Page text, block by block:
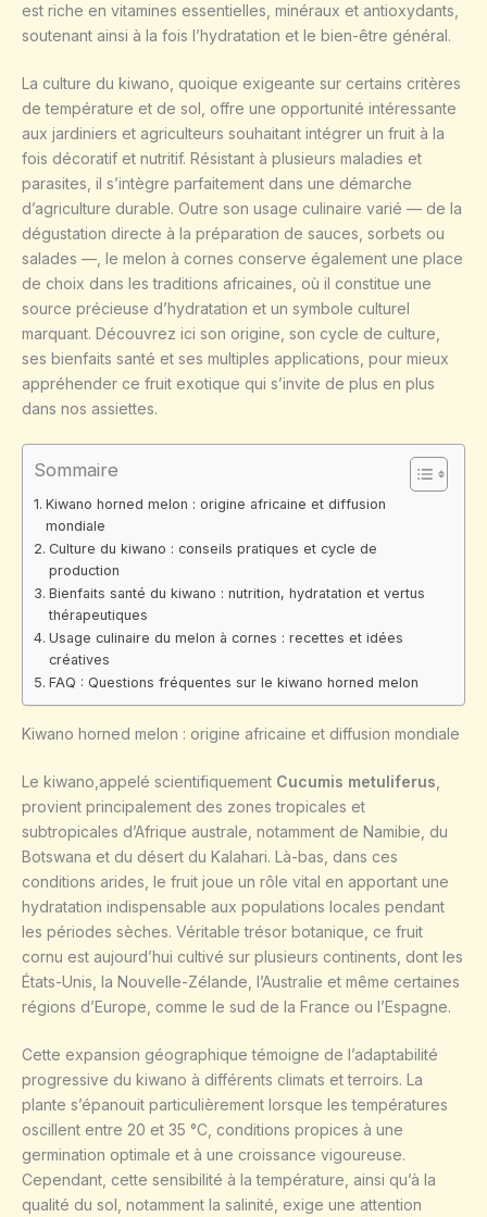
est riche en vitamines essentielles, minéraux et antioxydants,
soutenant ainsi à la fois l’hydratation et le bien-être général.
La culture du kiwano, quoique exigeante sur certains critères
de température et de sol, offre une opportunité intéressante
aux jardiniers et agriculteurs souhaitant intégrer un fruit à la
fois décoratif et nutritif. Résistant à plusieurs maladies et
parasites, il s’intègre parfaitement dans une démarche
d’agriculture durable. Outre son usage culinaire varié — de la
dégustation directe à la préparation de sauces, sorbets ou
salades —, le melon à cornes conserve également une place
de choix dans les traditions africaines, où il constitue une
source précieuse d’hydratation et un symbole culturel
marquant. Découvrez ici son origine, son cycle de culture,
ses bienfaits santé et ses multiples applications, pour mieux
appréhender ce fruit exotique qui s’invite de plus en plus
dans nos assiettes.
Sommaire
Kiwano horned melon : origine africaine et diffusion
mondiale
Culture du kiwano : conseils pratiques et cycle de
production
Bienfaits santé du kiwano : nutrition, hydratation et vertus
thérapeutiques
Usage culinaire du melon à cornes : recettes et idées
créatives
FAQ : Questions fréquentes sur le kiwano horned melon
Kiwano horned melon : origine africaine et diffusion mondiale
Le kiwano,appelé scientifiquement Cucumis metuliferus
provient principalement des zones tropicales et
subtropicales d’Afrique australe, notamment de Namibie, du
Botswana et du désert du Kalahari. Là-bas, dans ces
conditions arides, le fruit joue un rôle vital en apportant une
hydratation indispensable aux populations locales pendant
les périodes sèches. Véritable trésor botanique, ce fruit
cornu est aujourd’hui cultivé sur plusieurs continents, dont les
États-Unis, la Nouvelle-Zélande, l’Australie et même certaines
régions d’Europe, comme le sud de la France ou l’Espagne.
Cette expansion géographique témoigne de l’adaptabilité
progressive du kiwano à différents climats et terroirs. La
plante s’épanouit particulièrement lorsque les températures
oscillent entre 20 et 35 °C, conditions propices à une
germination optimale et à une croissance vigoureuse.
Cependant, cette sensibilité à la température, ainsi qu’à la
qualité du sol, notamment la salinité, exige une attention